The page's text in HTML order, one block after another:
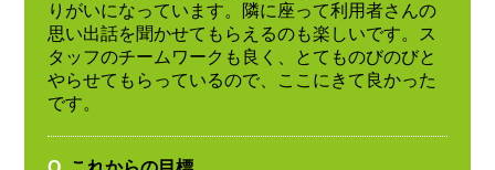
りがいになっています。隣に座って利用者さんの
思い出話を聞かせてもらえるのも楽しいです。ス
タッフのチームワークも良く、とてものびのびと
やらせてもらっているので、ここにきて良かった
です。